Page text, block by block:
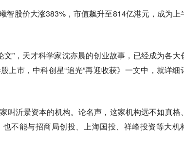
智股价大涨383%，市值飙升至814亿港元，成为上
文”，天才科学家沈亦晨的创业故事，已经成为各大
上市，中科创星“追光”再迎收获》一文中，就详细
叫沂景资本的机构。论名声，这家机构远不如真格
不能与招商局创投、上海国投、祥峰投资等大机